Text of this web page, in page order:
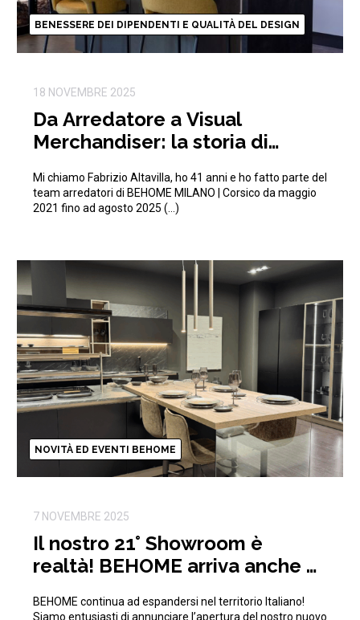
BENESSERE DEI DIPENDENTI E QUALITÀ DEL DESIGN
18 NOVEMBRE 2025
Da Arredatore a Visual
Merchandiser: la storia di
Mi chiamo Fabrizio Altavilla, ho 41 anni e ho fatto parte del
team arredatori di BEHOME MILANO | Corsico da maggio
2021 fino ad agosto 2025 (…)
NOVITÀ ED EVENTI BEHOME
7 NOVEMBRE 2025
Il nostro 21° Showroom è
realtà! BEHOME arriva anche a
BEHOME continua ad espandersi nel territorio Italiano!
Siamo entusiasti di annunciare l’apertura del nostro nuovo